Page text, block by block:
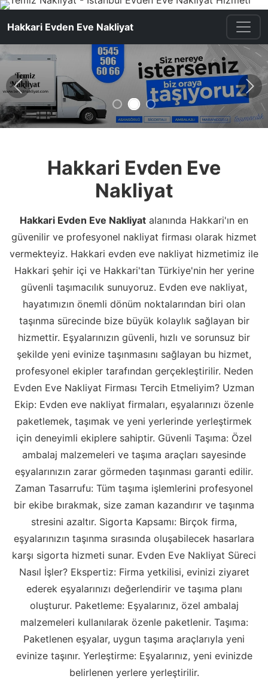
Hakkari Evden Eve Nakliyat
Önceki
Hakkari Evden Eve
Nakliyat
Hakkari Evden Eve Nakliyat alanında Hakkari'ın en
güvenilir ve profesyonel nakliyat firması olarak hizmet
vermekteyiz. Hakkari evden eve nakliyat hizmetimiz ile
Hakkari şehir içi ve Hakkari'tan Türkiye'nin her yerine
güvenli taşımacılık sunuyoruz. Evden eve nakliyat,
hayatımızın önemli dönüm noktalarından biri olan
taşınma sürecinde bize büyük kolaylık sağlayan bir
hizmettir. Eşyalarınızın güvenli, hızlı ve sorunsuz bir
şekilde yeni evinize taşınmasını sağlayan bu hizmet,
profesyonel ekipler tarafından gerçekleştirilir. Neden
Evden Eve Nakliyat Firması Tercih Etmeliyim? Uzman
Ekip: Evden eve nakliyat firmaları, eşyalarınızı özenle
paketlemek, taşımak ve yeni yerlerinde yerleştirmek
için deneyimli ekiplere sahiptir. Güvenli Taşıma: Özel
ambalaj malzemeleri ve taşıma araçları sayesinde
eşyalarınızın zarar görmeden taşınması garanti edilir.
Zaman Tasarrufu: Tüm taşıma işlemlerini profesyonel
bir ekibe bırakmak, size zaman kazandırır ve taşınma
stresini azaltır. Sigorta Kapsamı: Birçok firma,
eşyalarınızın taşınma sırasında oluşabilecek hasarlara
karşı sigorta hizmeti sunar. Evden Eve Nakliyat Süreci
Nasıl İşler? Ekspertiz: Firma yetkilisi, evinizi ziyaret
ederek eşyalarınızı değerlendirir ve taşıma planı
oluşturur. Paketleme: Eşyalarınız, özel ambalaj
malzemeleri kullanılarak özenle paketlenir. Taşıma:
Paketlenen eşyalar, uygun taşıma araçlarıyla yeni
evinize taşınır. Yerleştirme: Eşyalarınız, yeni evinizde
belirlenen yerlere yerleştirilir.